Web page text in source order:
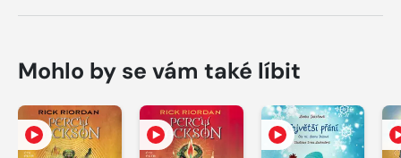
Mohlo by se vám také líbit